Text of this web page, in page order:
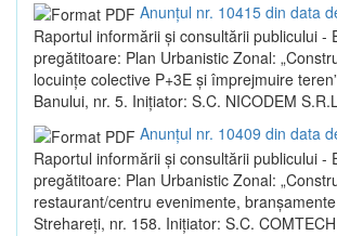
Anunțul nr. 10415 din data
Raportul informării și consultării publicului -
pregătitoare: Plan Urbanistic Zonal:
locuințe colective P+3E și împrejmuire
Banului, nr. 5. Inițiator: S.C. NICODEM
Anunțul nr. 10409 din data
Raportul informării și consultării publicului -
pregătitoare: Plan Urbanistic Zonal:
restaurant/centru evenimente,
Strehareți, nr. 158. Inițiator: S.C.